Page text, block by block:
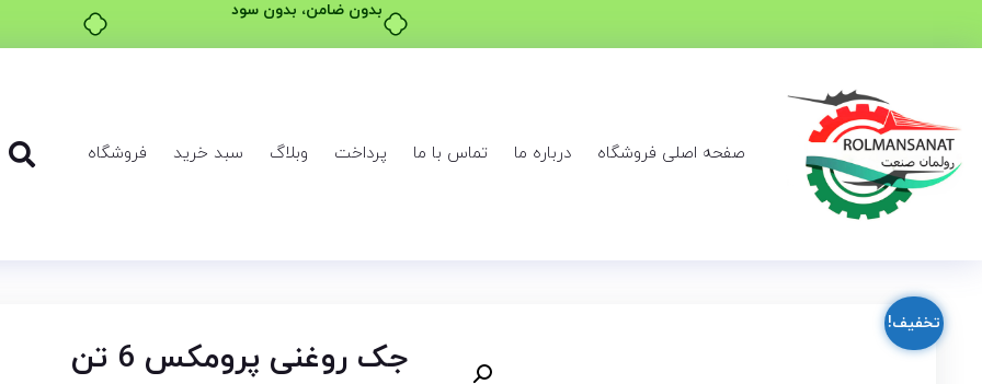
بدون ضامن، بدون سود
صفحه اصلی فروشگاه درباره ما تماس با ما پرداخت وبلاگ سبد خرید فروشگاه
تخفیف!
جک روغنی پرومکس 6 تن